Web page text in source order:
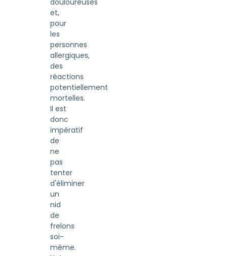
douloureuses
et,
pour
les
personnes
allergiques,
des
réactions
potentiellement
mortelles.
Il est
donc
impératif
de
ne
pas
tenter
d'éliminer
un
nid
de
frelons
soi-
même.